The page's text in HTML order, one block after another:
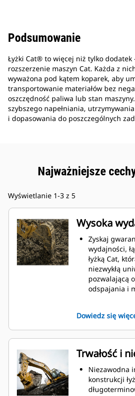
Podsumowanie
Łyżki Cat® to więcej niż tylko
rozszerzenie maszyn Cat. Każda z
wyważona pod kątem koparek, aby
transportowanie materiałów bez
oszczędność paliwa lub stan
szybszego napełniania,
i dopasowania do poszczególnych
Najważniejsze
Wyświetlanie 1-3 z 5
Wysoka
Zyskaj
wydajności,
łyżką Cat,
niezwykłą
pozwalającą
odspajania i
materiału na
prześwit
zmniejszony
łyżki, co
konserwacją.
Zużycie
podczas
gwarantują
Dowiedz się
Trwałość i
Niezawodna
konstrukcji